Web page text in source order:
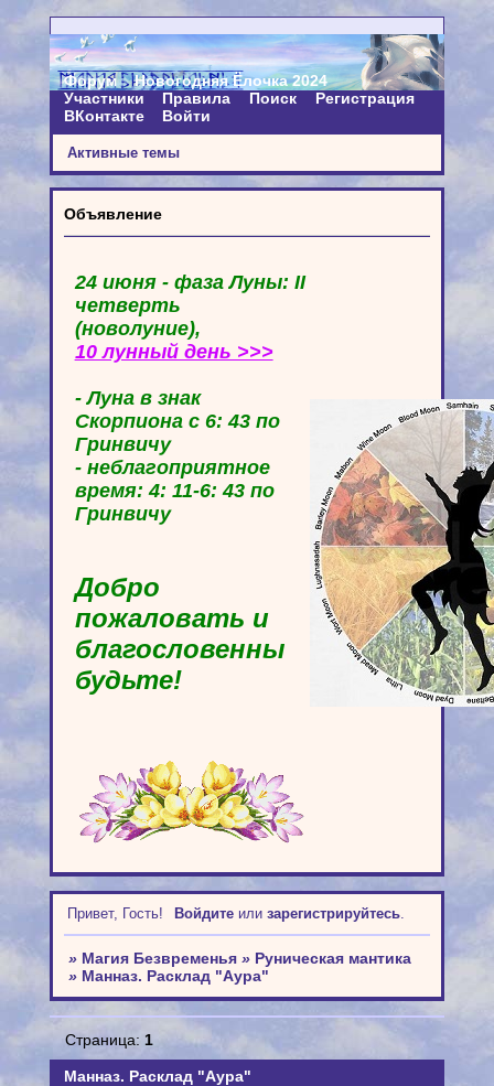
Форум
Новогодняя Ёлочка 2024
Участники
Правила Поиск
Регистрация
ВКонтакте
Войти
Активные темы
Объявление
24 июня - фаза Луны: II
четверть
(новолуние),
10 лунный день >>>
- Луна в знак
Скорпиона с 6: 43 по
Гринвичу
- неблагоприятное
время: 4: 11-6: 43 по
Гринвичу
Добро
пожаловать и
благословенны
будьте!
Привет, Гость! Войдитеили зарегистрируйтесь.
» Магия Безвременья » Руническая мантика
» Манназ. Расклад "Аура"
Манназ. Расклад "Аура"
Страница: 1